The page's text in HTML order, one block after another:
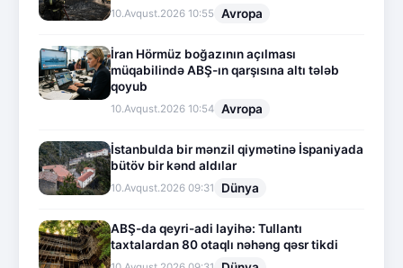
10.Avqust.2026 10:55 Avropa
İran Hörmüz boğazının açılması
müqabilində ABŞ-ın qarşısına altı tələb
qoyub
10.Avqust.2026 10:54 Avropa
İstanbulda bir mənzil qiymətinə İspaniyada
bütöv bir kənd aldılar
10.Avqust.2026 09:31 Dünya
ABŞ-da qeyri-adi layihə: Tullantı
taxtalardan 80 otaqlı nəhəng qəsr tikdi